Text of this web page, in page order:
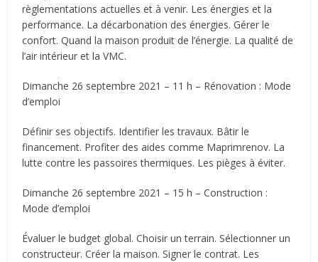
règlementations actuelles et à venir. Les énergies et la
performance. La décarbonation des énergies. Gérer le
confort. Quand la maison produit de l’énergie. La qualité de
l’air intérieur et la VMC.
Dimanche 26 septembre 2021 – 11 h – Rénovation : Mode
d’emploi
Définir ses objectifs. Identifier les travaux. Bâtir le
financement. Profiter des aides comme Maprimrenov. La
lutte contre les passoires thermiques. Les pièges à éviter.
Dimanche 26 septembre 2021 – 15 h – Construction :
Mode d’emploi
Évaluer le budget global. Choisir un terrain. Sélectionner un
constructeur. Créer la maison. Signer le contrat. Les